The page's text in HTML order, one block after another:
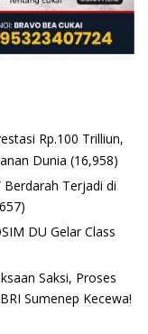
Rp.100 Trilliun,
Dunia (16,958)
Berdarah Terjadi di
DU Gelar Class
Saksi, Proses
Sumenep Kecewa!